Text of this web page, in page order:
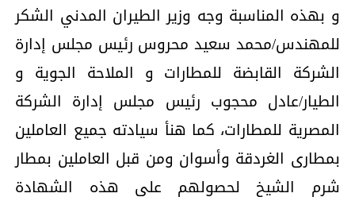
و بهذه المناسبة وجه وزير الطيران المدني الشكر
للمهندس/محمد سعيد محروس رئيس مجلس إدارة
الشركة القابضة للمطارات و الملاحة الجوية و
الطيار/عادل محجوب رئيس مجلس إدارة الشركة
المصرية للمطارات، كما هنأ سيادته جميع العاملين
بمطارى الغردقة وأسوان ومن قبل العاملين بمطار
شرم الشيخ لحصولهم على هذه الشهادة